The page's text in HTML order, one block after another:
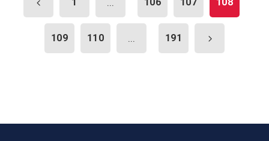
...
109 110 ... 191